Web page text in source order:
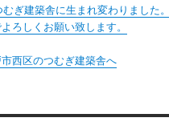
ぎ建築舎に生まれ変わりました
ろしくお願い致します。
西区のつむぎ建築舎へ